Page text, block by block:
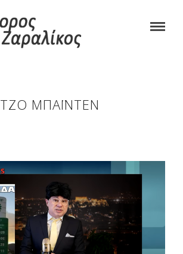
ΤΖΟ ΜΠΆΙΝΤΕΝ